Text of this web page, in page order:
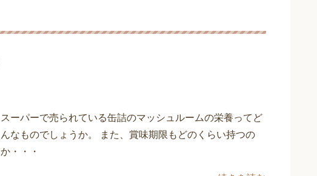
スーパーで売られている缶詰のマッシュルームの栄養ってど
んなものでしょうか。 また、賞味期限もどのくらい持つの
か・・・